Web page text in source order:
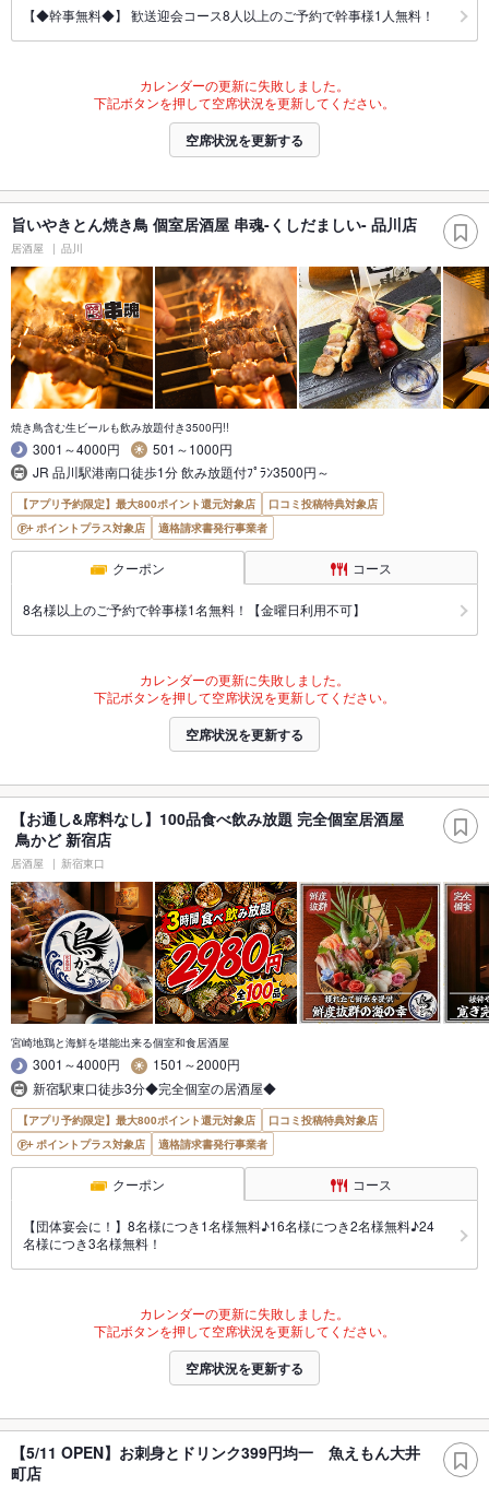
【◆幹事無料◆】 歓送迎会コース8人以上のご予約で幹事様1人無料！
カレンダーの更新に失敗しました。
下記ボタンを押して空席状況を更新してください。
空席状況を更新する
旨いやきとん焼き鳥 個室居酒屋 串魂-くしだましい- 品川店
居酒屋 品川
焼き鳥含む生ビールも飲み放題付き3500円!!
3001～4000円
501～1000円
JR 品川駅港南口徒歩1分 飲み放題付ﾌﾟﾗﾝ3500円～
【アプリ予約限定】最大800ポイント還元対象店
口コミ投稿特典対象店
ポイントプラス対象店
適格請求書発行事業者
クーポン コース
8名様以上のご予約で幹事様1名無料！【金曜日利用不可】
カレンダーの更新に失敗しました。
下記ボタンを押して空席状況を更新してください。
空席状況を更新する
【お通し&席料なし】100品食べ飲み放題 完全個室居酒屋
鳥かど 新宿店
居酒屋 新宿東口
宮崎地鶏と海鮮を堪能出来る個室和食居酒屋
3001～4000円
1501～2000円
新宿駅東口徒歩3分◆完全個室の居酒屋◆
【アプリ予約限定】最大800ポイント還元対象店
口コミ投稿特典対象店
ポイントプラス対象店
適格請求書発行事業者
クーポン コース
【団体宴会に！】8名様につき1名様無料♪16名様につき2名様無料♪24
名様につき3名様無料！
カレンダーの更新に失敗しました。
下記ボタンを押して空席状況を更新してください。
空席状況を更新する
【5/11 OPEN】お刺身とドリンク399円均一 魚えもん大井
町店